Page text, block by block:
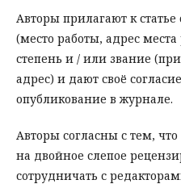
Авторы прилагают к
(место работы, адрес
степень и / или звание
адрес) и дают своё
опубликование в журнале.
Авторы согласны с тем, что
на двойное слепое
сотрудничать с